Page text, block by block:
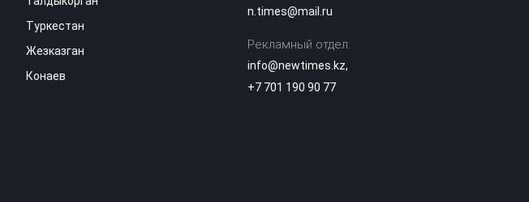
Казахстане
наказывать за мат
В Миннауки
Туркестан
Жезказган
Конаев
n.times@mail.ru
Рекламный отдел:
info@newtimes.kz,
+7 701 190 90 77